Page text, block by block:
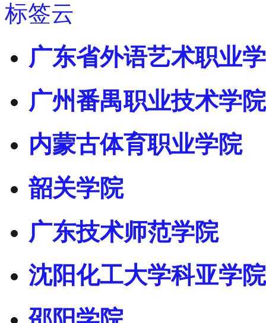
标签云
广东省外语艺术职业
广州番禺职业技术学院
内蒙古体育职业学院
韶关学院
广东技术师范学院
沈阳化工大学科亚学院